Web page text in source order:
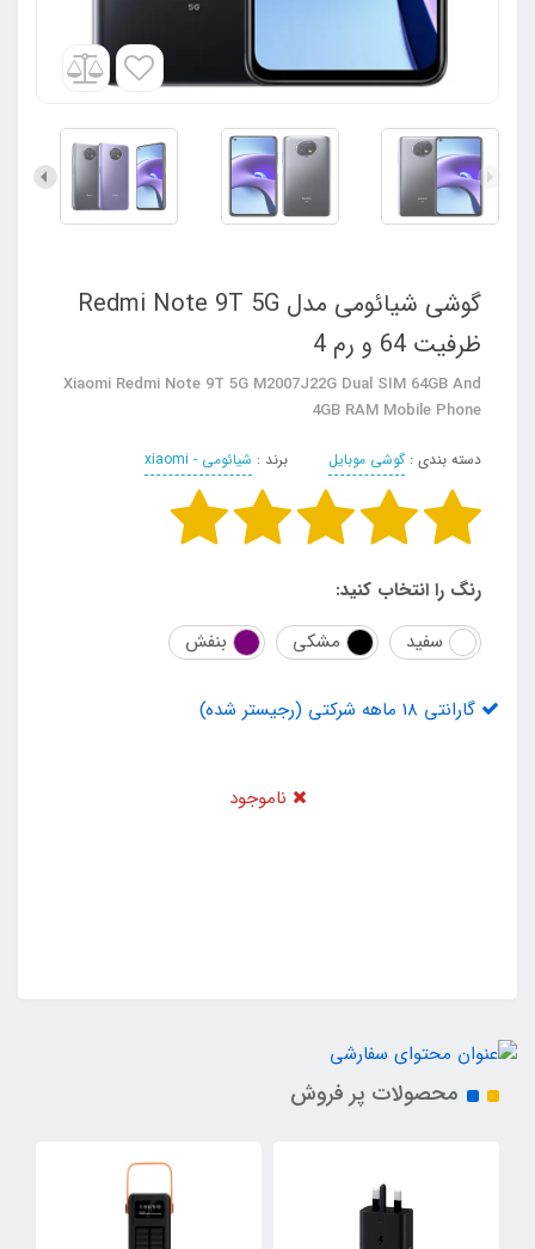
گوشی شیائومی مدل Redmi Note 9T 5G
ظرفیت 64 و رم 4
Xiaomi Redmi Note 9T 5G M2007J22G Dual SIM 64GB And
4GB RAM Mobile Phone
دسته بندی : گوشی موبایل برند : شیائومی - xiaomi
رنگ را انتخاب کنید:
سفید
مشکی بنفش
گارانتی 18 ماهه شرکتی (رجیستر شده)
ناموجود
محصولات پر فروش